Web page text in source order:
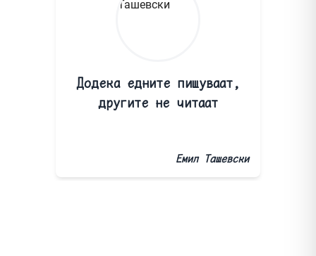
Додека едните пишуваат,
другите не читаат
Емил Ташевски